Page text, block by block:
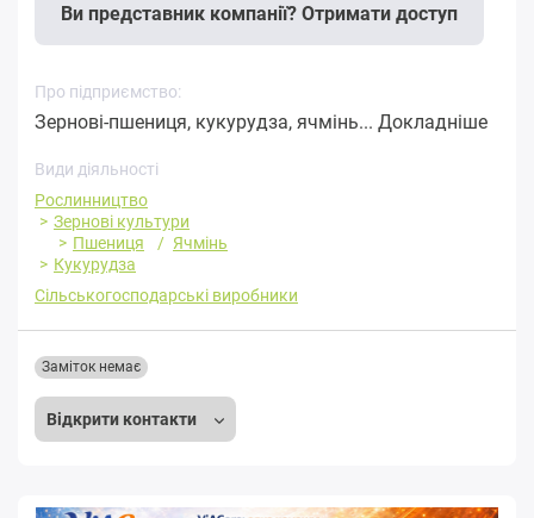
Ви представник компанії? Отримати доступ
Про підприємство:
Зернові-пшениця, кукурудза, ячмінь... Докладніше
Види діяльності
Рослинництво
Зернові культури
Пшениця
Ячмінь
Кукурудза
Сільськогосподарські виробники
Відкрити контакти
Заміток немає